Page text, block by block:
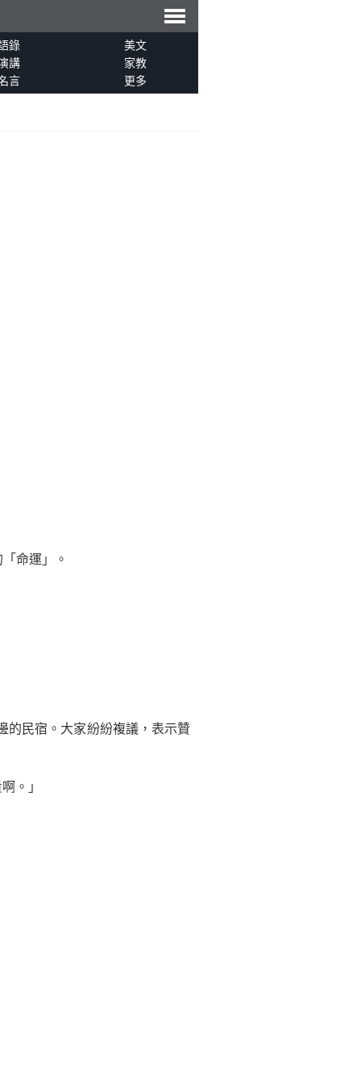
導
錄
美文
講
家教
言 更多
命運」。
民宿。大家紛紛複議，表示贊
。」